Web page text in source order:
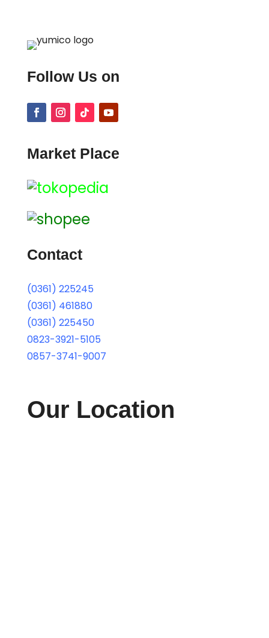
Follow Us on
Market Place
Contact
(0361) 225245
(0361) 461880
(0361) 225450
0823-3921-5105
0857-3741-9007
Our Location